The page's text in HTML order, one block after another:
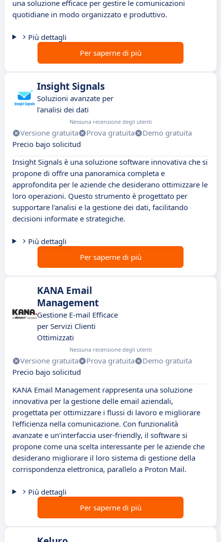
una soluzione efficace per gestire le comunicazioni
quotidiane in modo organizzato e produttivo.
Più dettagli
Per saperne di più
Insight Signals
Soluzioni avanzate per
l'analisi dei dati
Nessuna recensione degli utenti
Versione gratuita Prova gratuita
Demo gratuita
Precio bajo solicitud
Insight Signals è una soluzione software innovativa che si
propone di offre una panoramica completa e
approfondita per le aziende che desiderano ottimizzare le
loro operazioni. Questo strumento è progettato per
supportare l'analisi e la gestione dei dati, facilitando
decisioni informate e strategiche.
Più dettagli
Per saperne di più
KANA Email
Management
Gestione E-mail Efficace
per Servizi Clienti
Ottimizzati
Nessuna recensione degli utenti
Versione gratuita Prova gratuita
Demo gratuita
Precio bajo solicitud
KANA Email Management rappresenta una soluzione
innovativa per la gestione delle email aziendali,
progettata per ottimizzare i flussi di lavoro e migliorare
l'efficienza nella comunicazione. Con funzionalità
avanzate e un'interfaccia user-friendly, il software si
propone come una scelta interessante per le aziende che
desiderano migliorare il loro sistema di gestione della
corrispondenza elettronica, parallelo a Proton Mail.
Più dettagli
Per saperne di più